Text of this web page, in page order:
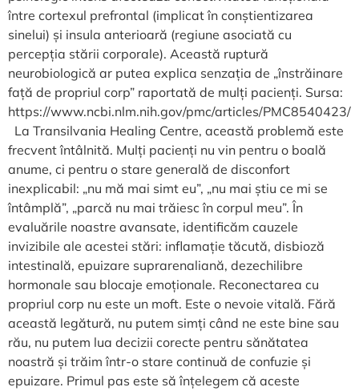
între cortexul prefrontal (implicat în conștientizarea
sinelui) și insula anterioară (regiune asociată cu
percepția stării corporale). Această ruptură
neurobiologică ar putea explica senzația de „înstrăinare
față de propriul corp” raportată de mulți pacienți. Sursa:
https://www.ncbi.nlm.nih.gov/pmc/articles/PMC8540423/
La Transilvania Healing Centre, această problemă este
frecvent întâlnită. Mulți pacienți nu vin pentru o boală
anume, ci pentru o stare generală de disconfort
inexplicabil: „nu mă mai simt eu”, „nu mai știu ce mi se
întâmplă”, „parcă nu mai trăiesc în corpul meu”. În
evaluările noastre avansate, identificăm cauzele
invizibile ale acestei stări: inflamație tăcută, disbioză
intestinală, epuizare suprarenaliană, dezechilibre
hormonale sau blocaje emoționale. Reconectarea cu
propriul corp nu este un moft. Este o nevoie vitală. Fără
această legătură, nu putem simți când ne este bine sau
rău, nu putem lua decizii corecte pentru sănătatea
noastră și trăim într-o stare continuă de confuzie și
epuizare. Primul pas este să înțelegem că aceste